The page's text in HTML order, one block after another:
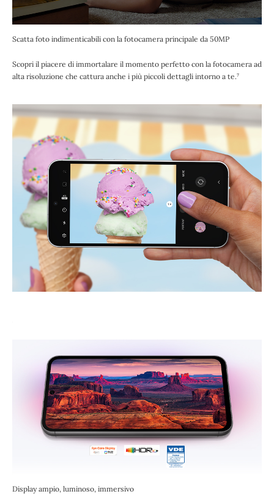
Scatta foto indimenticabili con la fotocamera principale da 50MP
Scopri il piacere di immortalare il momento perfetto con la fotocamera ad
alta risoluzione che cattura anche i più piccoli dettagli intorno a te.⁷
Display ampio, luminoso, immersivo